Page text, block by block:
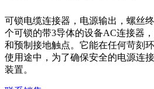
可锁电缆连接器，电源输出，螺丝
个可锁的带3导体的设备AC连接器
和预制接地触点。它能在任何苛刻
使用途中，为了确保安全的电源连
装置。